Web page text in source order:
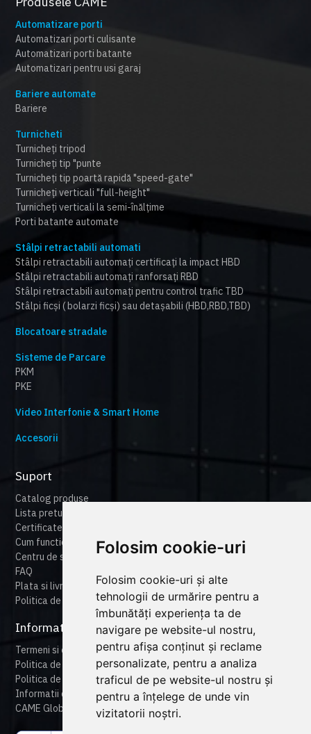
Folosim cookie-uri
Folosim cookie-uri și alte
tehnologii de urmărire pentru a
îmbunătăți experiența ta de
navigare pe website-ul nostru,
pentru afișa conținut și reclame
personalizate, pentru a analiza
traficul de pe website-ul nostru și
pentru a înțelege de unde vin
vizitatorii noștri.
Automatizare porti
Automatizari porti culisante
Automatizari porti batante
Automatizari pentru usi garaj
Bariere automate
Bariere
Turnicheti
Turnicheți tripod
Turnicheți tip "punte
Turnicheți tip poartă rapidă "speed-gate"
Turnicheți verticali "full-height"
Turnicheți verticali la semi-înălțime
Porti batante automate
Stâlpi retractabili automati
Stâlpi retractabili automați certificați la impact HBD
Stâlpi retractabili automați ranforsați RBD
Stâlpi retractabili automați pentru control trafic TBD
Stâlpi ficși ( bolarzi ficși) sau detașabili (HBD,RBD,TBD)
Blocatoare stradale
Sisteme de Parcare
PKM
PKE
Video Interfonie & Smart Home
Accesorii
Suport
Catalog produse
Lista preturi
Certificate
Cum functioneaza cameonline
Centru de suport
FAQ
Plata si livrare
Politica de retur
Informatii legale
Termeni si conditii
Politica de confidentialitate
Politica de cookies
Informatii despre produse
CAME Global